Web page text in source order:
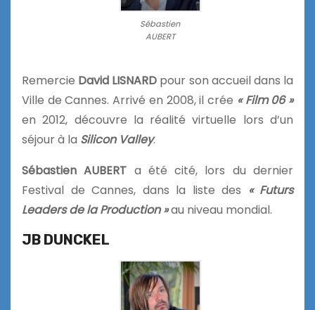
Sébastien
AUBERT
Remercie David LISNARD pour son accueil dans la
Ville de Cannes. Arrivé en 2008, il crée « Film 06 »
en 2012, découvre la réalité virtuelle lors d’un
séjour à la Silicon Valley.
Sébastien AUBERT a été cité, lors du dernier
Festival de Cannes, dans la liste des « Futurs
Leaders de la Production »au niveau mondial.
JB DUNCKEL